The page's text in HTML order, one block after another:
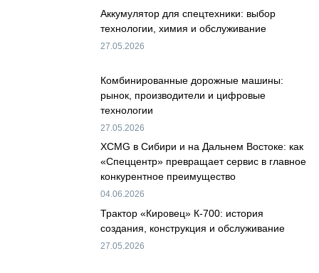
Аккумулятор для спецтехники: выбор
технологии, химия и обслуживание
27.05.2026
Комбинированные дорожные машины:
рынок, производители и цифровые
технологии
27.05.2026
XCMG в Сибири и на Дальнем Востоке: как
«Спеццентр» превращает сервис в главное
конкурентное преимущество
04.06.2026
Трактор «Кировец» К-700: история
создания, конструкция и обслуживание
27.05.2026